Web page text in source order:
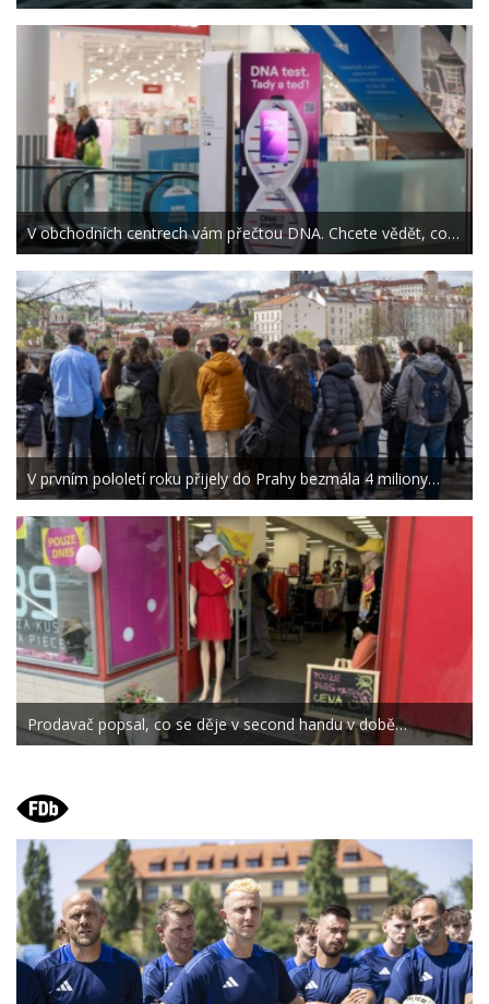
V obchodních centrech vám přečtou DNA. Chcete vědět, co…
V prvním pololetí roku přijely do Prahy bezmála 4 miliony…
Prodavač popsal, co se děje v second handu v době…